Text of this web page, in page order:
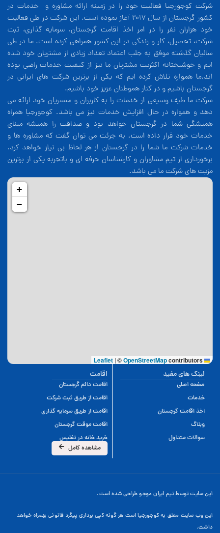
شرکت کوجورجیا فعالیت خود را در زمینه ارائه مشاوره و خدمات در
کشور گرجستان از سال 2017 آغاز نموده است. این شرکت در طی فعالیت
خود هزاران نفر را در امر اخذ اقامت گرجستان، سرمایه گذاری، ثبت
شرکت، تحصیل، کار و زندگی در این کشور همراهی کرده است. ما در طی
سالیان گذشته موفق به جلب اعتماد تعداد زیادی از مشتریان خود شده
ایم و خوشبختانه اکثریت مشتریان ما نیز از کیفیت خدمات راضی بوده
اند.ما همواره تلاش کرده ایم که یکی از برترین شرکت های ایرانی در
گرجستان باشیم و در کنار هموطنان عزیز خود باشیم.
شرکت ما طیف وسیعی از خدمات را به کاربران و مشتریان خود ارائه می
دهد و همواره در حال افزایش خدمات نیز می باشد. کوجورجیا همراه
همیشگی شما در گرجستان خواهد بود و صداقت را همیشه مبنای
خدمات خود قرار داده است. به جرئت می توان گفت که مشاوره ها و
خدمات شرکت ما شما را در گرجستان از هر لحاظ بی نیاز خواهد کرد.
برخورداری از تیم مشاوران و کارشناسان حرفه ای و باتجربه یکی از برترین
مزیت های شرکت ما می باشد.
+
−
Leaflet
|©OpenStreetMapcontributors
اقامت
اقامت دائم گرجستان
اقامت از طریق ثبت شرکت
اقامت از طریق سرمایه گذاری
اقامت موقت گرجستان
خرید خانه در تفلیس
مشاهده کامل
لینک های مفید
صفحه اصلی
خدمات
اخذ اقامت گرجستان
وبلاگ
سوالات متداول
این سایت توسط تیم ایران موجو طراحی شده است.
این وب سایت معلق به کوجورجیا است هر گونه کپی برداری پیگرد قانونی بهمراه خواهد
داشت.